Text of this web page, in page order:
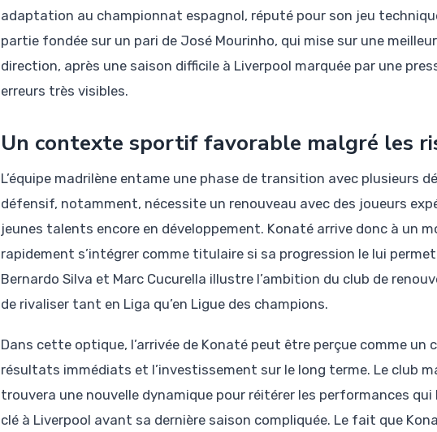
adaptation au championnat espagnol, réputé pour son jeu
partie fondée sur un pari de José Mourinho, qui mise sur une
direction, après une saison difficile à Liverpool marquée par une
erreurs très visibles.
Un contexte sportif favorable malgré les
L’équipe madrilène entame une phase de transition avec plusieurs
défensif, notamment, nécessite un renouveau avec des joueurs
jeunes talents encore en développement. Konaté arrive donc à un
rapidement s’intégrer comme titulaire si sa progression le lui
Bernardo Silva et Marc Cucurella illustre l’ambition du club de
de rivaliser tant en Liga qu’en Ligue des champions.
Dans cette optique, l’arrivée de Konaté peut être perçue comme un
résultats immédiats et l’investissement sur le long terme. Le club
trouvera une nouvelle dynamique pour réitérer les performances qui
clé à Liverpool avant sa dernière saison compliquée. Le fait que